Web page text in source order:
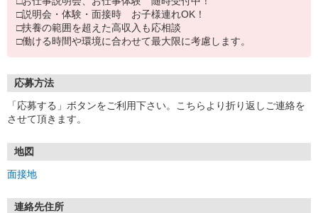
□説明会・体験・面接時 お子様連れOK！
□扶養の範囲を超えた高収入も応相談
□働ける時間や環境に合わせて最大限に考慮します。
応募方法
「応募する」ボタンをご利用下さい。こちらより折り返しご連絡を
させて頂きます。
地図
面接地
連絡先住所